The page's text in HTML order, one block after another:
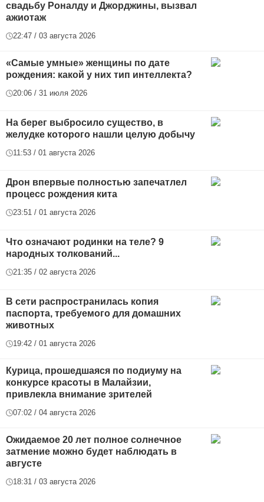
свадьбу Роналду и Джорджины, вызвал
ажиотаж
22:47 / 03 августа 2026
«Самые умные» женщины по дате
рождения: какой у них тип интеллекта?
20:06 / 31 июля 2026
На берег выбросило существо, в
желудке которого нашли целую добычу
11:53 / 01 августа 2026
Дрон впервые полностью запечатлел
процесс рождения кита
23:51 / 01 августа 2026
Что означают родинки на теле? 9
народных толкований...
21:35 / 02 августа 2026
В сети распространилась копия
паспорта, требуемого для домашних
животных
19:42 / 01 августа 2026
Курица, прошедшаяся по подиуму на
конкурсе красоты в Малайзии,
привлекла внимание зрителей
07:02 / 04 августа 2026
Ожидаемое 20 лет полное солнечное
затмение можно будет наблюдать в
августе
18:31 / 03 августа 2026